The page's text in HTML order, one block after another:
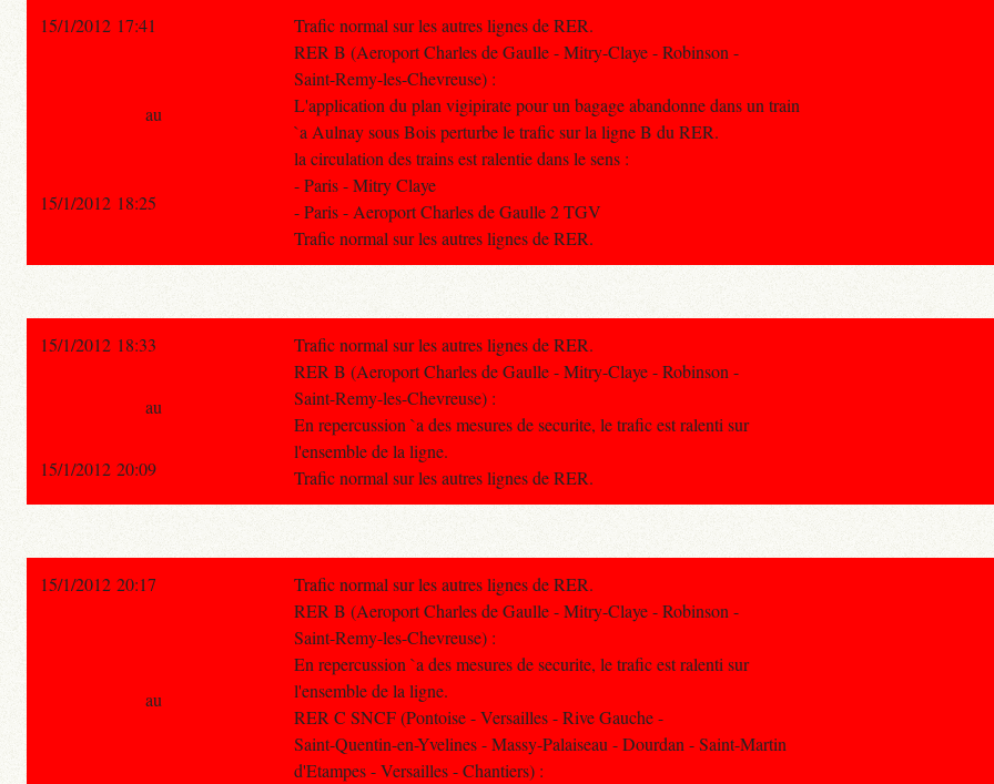
15/1/2012 17:41
Trafic normal sur les autres lignes de RER.
RER B (Aeroport Charles de Gaulle - Mitry-Claye - Robinson -
Saint-Remy-les-Chevreuse) :
L'application du plan vigipirate pour un bagage abandonne dans un train
`a Aulnay sous Bois perturbe le trafic sur la ligne B du RER.
la circulation des trains est ralentie dans le sens :
- Paris - Mitry Claye
- Paris - Aeroport Charles de Gaulle 2 TGV
Trafic normal sur les autres lignes de RER.
au
15/1/2012 18:25
15/1/2012 18:33
Trafic normal sur les autres lignes de RER.
RER B (Aeroport Charles de Gaulle - Mitry-Claye - Robinson -
Saint-Remy-les-Chevreuse) :
En repercussion `a des mesures de securite, le trafic est ralenti sur
l'ensemble de la ligne.
Trafic normal sur les autres lignes de RER.
au
15/1/2012 20:09
15/1/2012 20:17
Trafic normal sur les autres lignes de RER.
RER B (Aeroport Charles de Gaulle - Mitry-Claye - Robinson -
Saint-Remy-les-Chevreuse) :
En repercussion `a des mesures de securite, le trafic est ralenti sur
l'ensemble de la ligne.
RER C SNCF (Pontoise - Versailles - Rive Gauche -
Saint-Quentin-en-Yvelines - Massy-Palaiseau - Dourdan - Saint-Martin
d'Etampes - Versailles - Chantiers) :
au